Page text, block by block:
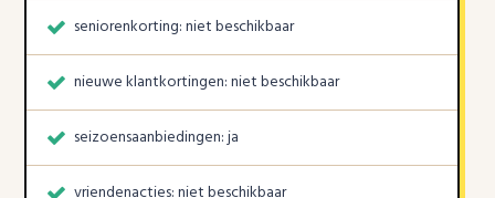
seniorenkorting: niet beschikbaar
nieuwe klantkortingen: niet beschikbaar
seizoensaanbiedingen: ja